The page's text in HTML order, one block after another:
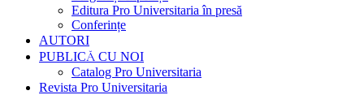
Editura Pro Universitaria în presă
Conferințe
AUTORI
PUBLICĂ CU NOI
Catalog Pro Universitaria
Revista Pro Universitaria